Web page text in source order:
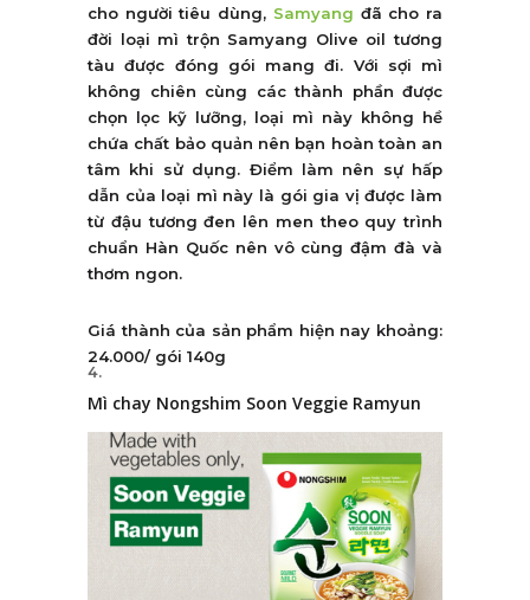
cho người tiêu dùng, Samyang đã cho ra
đời loại mì trộn Samyang Olive oil tương
tàu được đóng gói mang đi. Với sợi mì
không chiên cùng các thành phần được
chọn lọc kỹ lưỡng, loại mì này không hề
chứa chất bảo quản nên bạn hoàn toàn an
tâm khi sử dụng. Điểm làm nên sự hấp
dẫn của loại mì này là gói gia vị được làm
từ đậu tương đen lên men theo quy trình
chuẩn Hàn Quốc nên vô cùng đậm đà và
thơm ngon.
Giá thành của sản phẩm hiện nay khoảng:
24.000/ gói 140g
Mì chay Nongshim Soon Veggie Ramyun